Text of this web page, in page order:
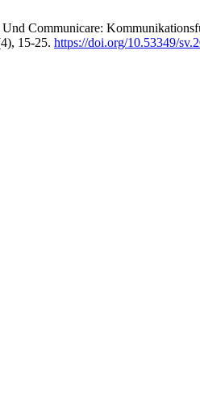
Communicare:
15-25. https://doi.org/10.53349/